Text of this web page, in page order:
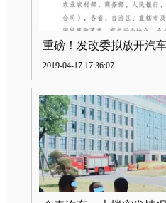
2019-04-17 17:36:07